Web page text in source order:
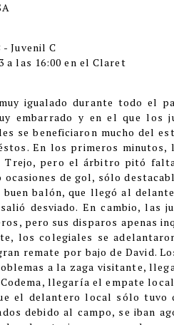
- Juvenil C
a las 16:00 en el Claret
igualado durante todo el
embarrado y en el que los
se beneficiaron mucho del
En los primeros
Trejo, pero el árbitro pitó
ocasiones de gol, sólo
buen balón, que llegó al
desviado. En cambio, las
pero sus disparos apenas
los colegiales se
remate por bajo de David.
a la zaga visitante,
llegaría el empate
el delantero local sólo tuvo
debido al campo, se iban